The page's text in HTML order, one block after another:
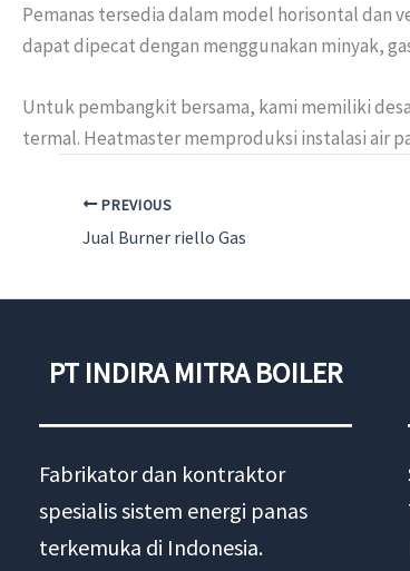
Pemanas tersedia dalam model horisontal
dapat dipecat dengan menggunakan minyak,
Untuk pembangkit bersama, kami memiliki
termal. Heatmaster memproduksi instalasi air
PREVIOUS
Jual Burner riello Gas
PT INDIRA MITRA BOILER
Fabrikator dan kontraktor
spesialis sistem energi panas
terkemuka di Indonesia.